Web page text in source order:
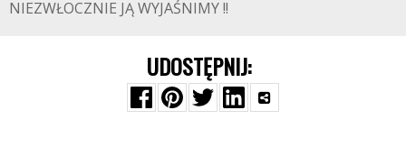
NIEZWŁOCZNIE JĄ WYJAŚNIMY !!
UDOSTĘPNIJ: